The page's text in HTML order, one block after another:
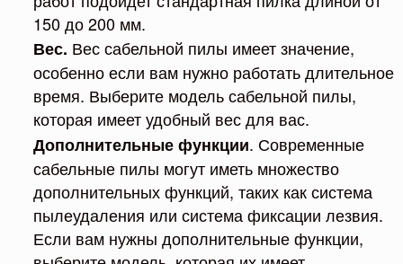
150 до 200 мм.
Вес. Вес сабельной пилы имеет значение,
особенно если вам нужно работать длительное
время. Выберите модель сабельной пилы,
которая имеет удобный вес для вас.
Дополнительные функции. Современные
сабельные пилы могут иметь множество
дополнительных функций, таких как система
пылеудаления или система фиксации лезвия.
Если вам нужны дополнительные функции,